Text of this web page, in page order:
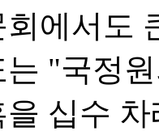
에서도
"국정
십수